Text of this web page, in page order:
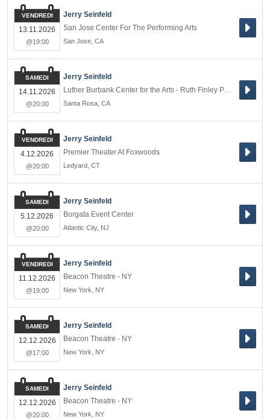
Jerry Seinfeld
San Jose Center For The Performing Arts
San Jose CA
VENDREDI
13.11.2026
@19:00
Jerry Seinfeld
Luther Burbank Center for the Arts - Ruth Finley Person Theater
Santa Rosa CA
SAMEDI
14.11.2026
@20:00
Jerry Seinfeld
Premier Theater At Foxwoods
Ledyard CT
VENDREDI
4.12.2026
@20:00
Jerry Seinfeld
Borgata Event Center
Atlantic City, NJ
SAMEDI
5.12.2026
@20:00
Jerry Seinfeld
Beacon Theatre - NY
New York NY
VENDREDI
11.12.2026
@19:00
Jerry Seinfeld
Beacon Theatre - NY
New York NY
SAMEDI
12.12.2026
@17:00
Jerry Seinfeld
Beacon Theatre - NY
New York NY
SAMEDI
12.12.2026
@20:00